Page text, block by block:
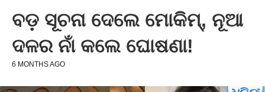
ବଡ଼ ସୂଚନା ଦେଲେ ମୋକିମ୍, ନୂଆ
ଦଳର ନାଁ କଲେ ଘୋଷଣା!
6 MONTHS AGO